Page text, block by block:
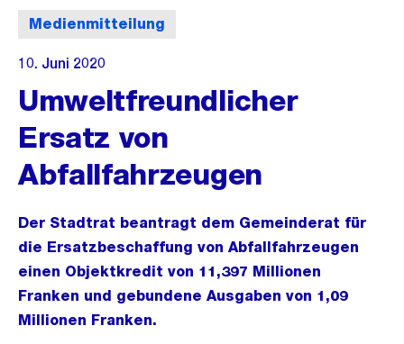
Medienmitteilung
10. Juni 2020
Umweltfreundlicher
Ersatz von
Abfallfahrzeugen
Der Stadtrat beantragt dem Gemeinderat für
die Ersatzbeschaffung von Abfallfahrzeugen
einen Objektkredit von 11,397 Millionen
Franken und gebundene Ausgaben von 1,09
Millionen Franken.